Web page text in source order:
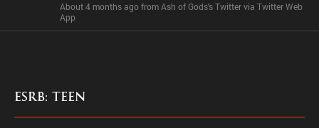
About 4 months ago fromAsh of Gods's Twittervia Twitter Web
App
ESRB: TEEN